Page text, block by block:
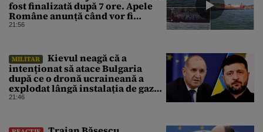
fost finalizată după 7 ore. Apele
Române anunță când vor fi
simțite efectele
21:56
MILITAR
Kievul neagă că a
intenționat să atace Bulgaria
după ce o dronă ucraineană a
explodat lângă instalația de gaz
de la granița României
21:46